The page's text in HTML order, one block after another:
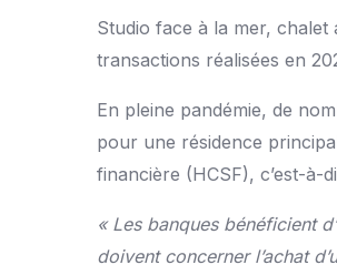
Studio face à la mer,
transactions réalisées en
En pleine pandémie, de
pour une résidence
financière (HCSF), c’est-à-
« Les banques bénéficient
doivent concerner l’achat